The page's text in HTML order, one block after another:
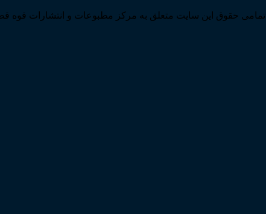
تمامی حقوق این سایت متعلق به مرکز مطبوعات و انتشارات قوه